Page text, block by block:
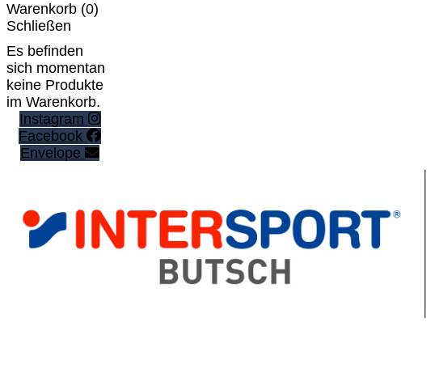
Warenkorb (0)
Schließen
Es befinden
sich momentan
keine Produkte
im Warenkorb.
Instagram
Facebook
Envelope